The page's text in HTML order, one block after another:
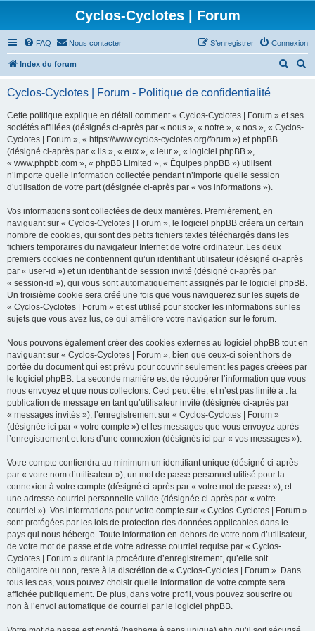
Cyclos-Cyclotes | Forum
FAQ Nous contacter Connexion
S’enregistrer
Index du forum
h
e
Cyclos-Cyclotes | Forum - Politique de confidentialité
Cette politique explique en détail comment « Cyclos-Cyclotes | Forum » et ses
sociétés affiliées (désignés ci-après par « nous », « notre », « nos », « Cyclos-
Cyclotes | Forum », « https://www.cyclos-cyclotes.org/forum ») et phpBB
(désigné ci-après par « ils », « eux », « leur », « logiciel phpBB »,
« www.phpbb.com », « phpBB Limited », « Équipes phpBB ») utilisent
n’importe quelle information collectée pendant n’importe quelle session
d’utilisation de votre part (désignée ci-après par « vos informations »).
Vos informations sont collectées de deux manières. Premièrement, en
naviguant sur « Cyclos-Cyclotes | Forum », le logiciel phpBB créera un certain
nombre de cookies, qui sont des petits fichiers textes téléchargés dans les
fichiers temporaires du navigateur Internet de votre ordinateur. Les deux
premiers cookies ne contiennent qu’un identifiant utilisateur (désigné ci-après
par « user-id ») et un identifiant de session invité (désigné ci-après par
« session-id »), qui vous sont automatiquement assignés par le logiciel phpBB.
Un troisième cookie sera créé une fois que vous naviguerez sur les sujets de
« Cyclos-Cyclotes | Forum » et est utilisé pour stocker les informations sur les
sujets que vous avez lus, ce qui améliore votre navigation sur le forum.
Nous pouvons également créer des cookies externes au logiciel phpBB tout en
naviguant sur « Cyclos-Cyclotes | Forum », bien que ceux-ci soient hors de
portée du document qui est prévu pour couvrir seulement les pages créées par
le logiciel phpBB. La seconde manière est de récupérer l’information que vous
nous envoyez et que nous collectons. Ceci peut être, et n’est pas limité à : la
publication de message en tant qu’utilisateur invité (désignée ci-après par
« messages invités »), l’enregistrement sur « Cyclos-Cyclotes | Forum »
(désignée ici par « votre compte ») et les messages que vous envoyez après
l’enregistrement et lors d’une connexion (désignés ici par « vos messages »).
Votre compte contiendra au minimum un identifiant unique (désigné ci-après
par « votre nom d’utilisateur »), un mot de passe personnel utilisé pour la
connexion à votre compte (désigné ci-après par « votre mot de passe »), et
une adresse courriel personnelle valide (désignée ci-après par « votre
courriel »). Vos informations pour votre compte sur « Cyclos-Cyclotes | Forum »
sont protégées par les lois de protection des données applicables dans le
pays qui nous héberge. Toute information en-dehors de votre nom d’utilisateur,
de votre mot de passe et de votre adresse courriel requise par « Cyclos-
Cyclotes | Forum » durant la procédure d’enregistrement, qu’elle soit
obligatoire ou non, reste à la discrétion de « Cyclos-Cyclotes | Forum ». Dans
tous les cas, vous pouvez choisir quelle information de votre compte sera
affichée publiquement. De plus, dans votre profil, vous pouvez souscrire ou
non à l’envoi automatique de courriel par le logiciel phpBB.